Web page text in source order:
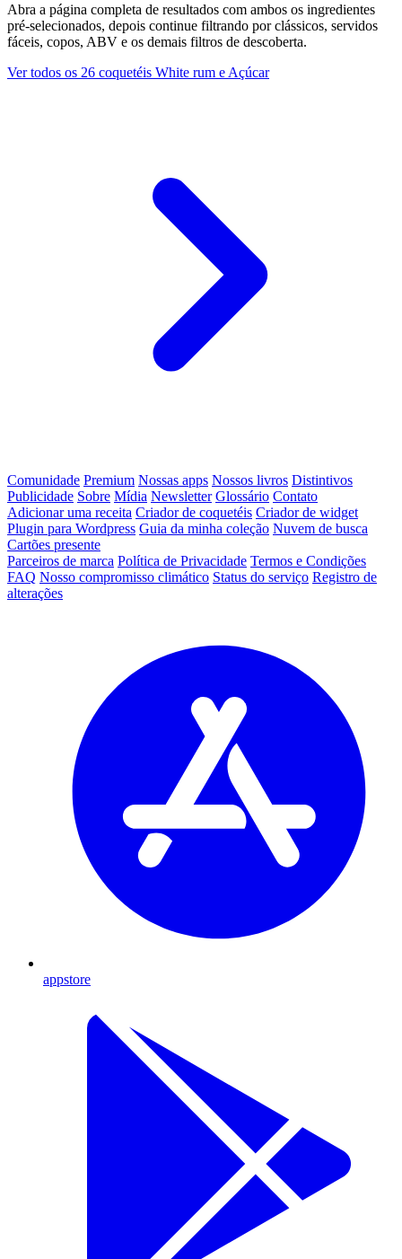
Abra a página completa de resultados com ambos os ingredientes
pré-selecionados, depois continue filtrando por clássicos, servidos
fáceis, copos, ABV e os demais filtros de descoberta.
Ver todos os 26 coquetéis White rum e Açúcar
Comunidade Premium Nossas apps Nossos livros Distintivos
Publicidade Sobre Mídia Newsletter Glossário Contato
Adicionar uma receita Criador de coquetéis Criador de widget
Plugin para Wordpress Guia da minha coleção Nuvem de busca
Cartões presente
Parceiros de marca Política de Privacidade Termos e Condições
FAQ Nosso compromisso climático Status do serviço Registro de
alterações
appstore